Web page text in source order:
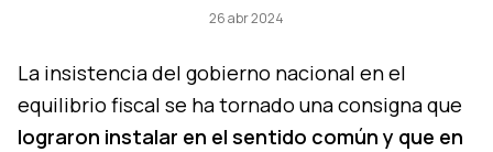
26 abr 2024
La insistencia del gobierno nacional en el
equilibrio fiscal se ha tornado una consigna que
lograron instalar en el sentido común y que en